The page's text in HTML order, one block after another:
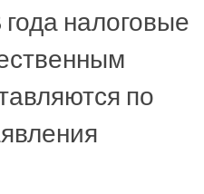
налоговые
по